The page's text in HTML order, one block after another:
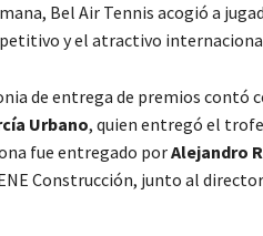
Bel Air Tennis acogió a
y el atractivo
de entrega de premios contó
Urbano, quien entregó el
fue entregado porAlejandro
Construcción, junto al